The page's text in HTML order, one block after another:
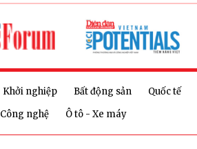
Khởi nghiệp Bất động sản Quốc tế
Công nghệ
Ô tô - Xe máy